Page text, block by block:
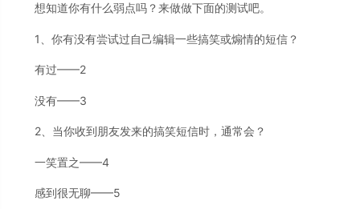
想知道你有什么弱点吗？来做做下面的测试吧。
1、你有没有尝试过自己编辑一些搞笑或煽情的短信？
有过——2
没有——3
2、当你收到朋友发来的搞笑短信时，通常会？
一笑置之——4
感到很无聊——5